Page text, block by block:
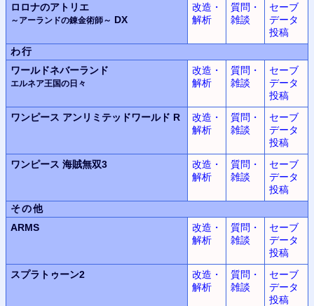
ロロナのアトリエ
～アーランドの錬金術師～ DX
改造・
解析
質問・
雑談
セーブ
データ
投稿
わ行
ワールドネバーランド
エルネア王国の日々
改造・
解析
質問・
雑談
セーブ
データ
投稿
ワンピース アンリミテッドワールド R
改造・
解析
質問・
雑談
セーブ
データ
投稿
ワンピース 海賊無双3
改造・
解析
質問・
雑談
セーブ
データ
投稿
その他
ARMS
改造・
解析
質問・
雑談
セーブ
データ
投稿
スプラトゥーン2
改造・
解析
質問・
雑談
セーブ
データ
投稿